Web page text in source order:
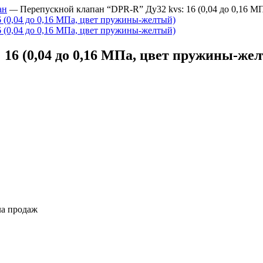
— Перепускной клапан “DPR-R” Ду32 kvs: 16 (0,04 до 0,16
(0,04 до 0,16 МПа, цвет пружины-
продаж